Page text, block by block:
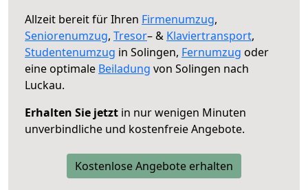
Allzeit bereit für Ihren Firmenumzug,
Seniorenumzug, Tresor– & Klaviertransport,
Studentenumzug in Solingen, Fernumzug oder
eine optimale Beiladung von Solingen nach
Luckau.
Erhalten Sie jetzt in nur wenigen Minuten
unverbindliche und kostenfreie Angebote.
Kostenlose Angebote erhalten